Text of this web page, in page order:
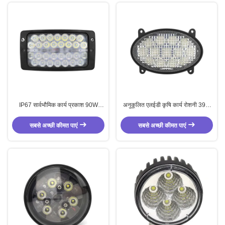
IP67 सार्वभौमिक कार्य प्रकाश 90W
सबसे अच्छी कीमत पाएं
अनुकूलित एलईडी कृषि कार्य रोशनी 39W
सबसे अच्छी कीमत पाएं